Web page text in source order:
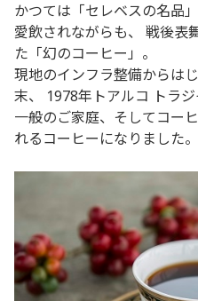
かつては「セレベスの名品
愛飲されながらも、 戦後表
た「幻のコーヒー」。
現地のインフラ整備からは
末、 1978年トアルコ トラ
一般のご家庭、そしてコー
れるコーヒーになりました。